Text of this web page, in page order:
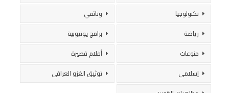
تكنولوجيا
وثائقي
رياضة
برامج يوتيوبية
منوعات
أفلام قصيرة
إسلامي
توثيق الغزو العراقي